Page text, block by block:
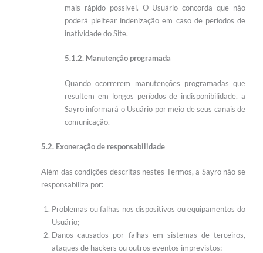
mais rápido possível. O Usuário concorda que não
poderá pleitear indenização em caso de períodos de
inatividade do Site.
5.1.2. Manutenção programada
Quando ocorrerem manutenções programadas que
resultem em longos períodos de indisponibilidade, a
Sayro informará o Usuário por meio de seus canais de
comunicação.
5.2. Exoneração de responsabilidade
Além das condições descritas nestes Termos, a Sayro não se
responsabiliza por:
Problemas ou falhas nos dispositivos ou equipamentos do
Usuário;
Danos causados por falhas em sistemas de terceiros,
ataques de hackers ou outros eventos imprevistos;